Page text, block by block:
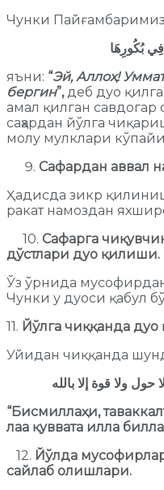
Чунки Пайғамбаримиз
بُكُورِهَا
яъни: “Эй, Аллоҳ!
бергин”,деб дуо
амал қилган савдогар
саҳардан йўлга
молу мулклари
Сафардан аввал
Ҳадисда зикр
ракат намоздан
10. Сафарга
дўстлари дуо қилиши.
Ўз ўрнида
Чунки у дуоси қабул
11. Йўлга чиққанда
Уйидан чиққанда
ولا قوة إلا بالله
“Бисмиллаҳи,
лаа қуввата илла
12. Йўлда
сайлаб олишлари.